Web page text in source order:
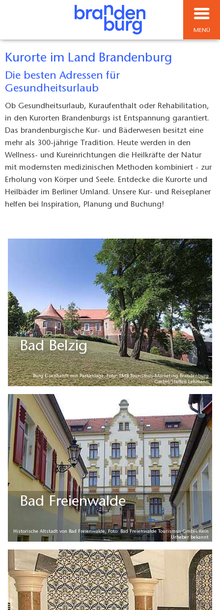
MENÜ
Kurorte im Land Brandenburg
Die besten Adressen für
Gesundheitsurlaub
Ob Gesundheitsurlaub, Kuraufenthalt oder Rehabilitation,
in den Kurorten Brandenburgs ist Entspannung garantiert.
Das brandenburgische Kur- und Bäderwesen besitzt eine
mehr als 300-jährige Tradition. Heute werden in den
Wellness- und Kureinrichtungen die Heilkräfte der Natur
mit modernsten medizinischen Methoden kombiniert - zur
Erholung von Körper und Seele. Entdecke die Kurorte und
Heilbäder im Berliner Umland. Unsere Kur- und Reiseplaner
helfen bei Inspiration, Planung und Buchung!
Bad Belzig
Burg Eisenhardt mit Parkanlage, Foto: TMB Tourismus-Marketing Brandenburg
GmbH/Steffen Lehmann
Bad Freienwalde
Historische Altstadt von Bad Freienwalde, Foto: Bad Freienwalde Tourismus GmbH/Kein
Urheber bekannt